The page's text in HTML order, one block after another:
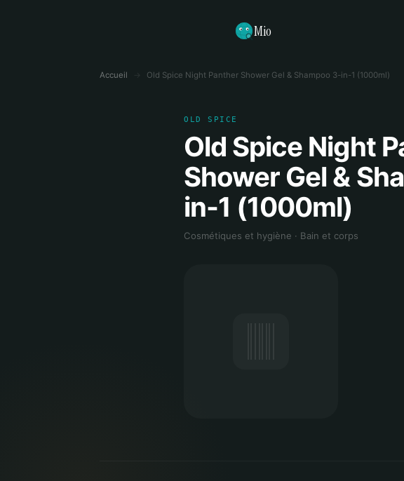
Mio
Accueil Old Spice Night Panther Shower Gel & Shampoo 3-in-1 (1000ml)
OLD SPICE
Old Spice Night
Shower Gel &
in-1 (1000ml)
Cosmétiques et hygiène · Bain et corps